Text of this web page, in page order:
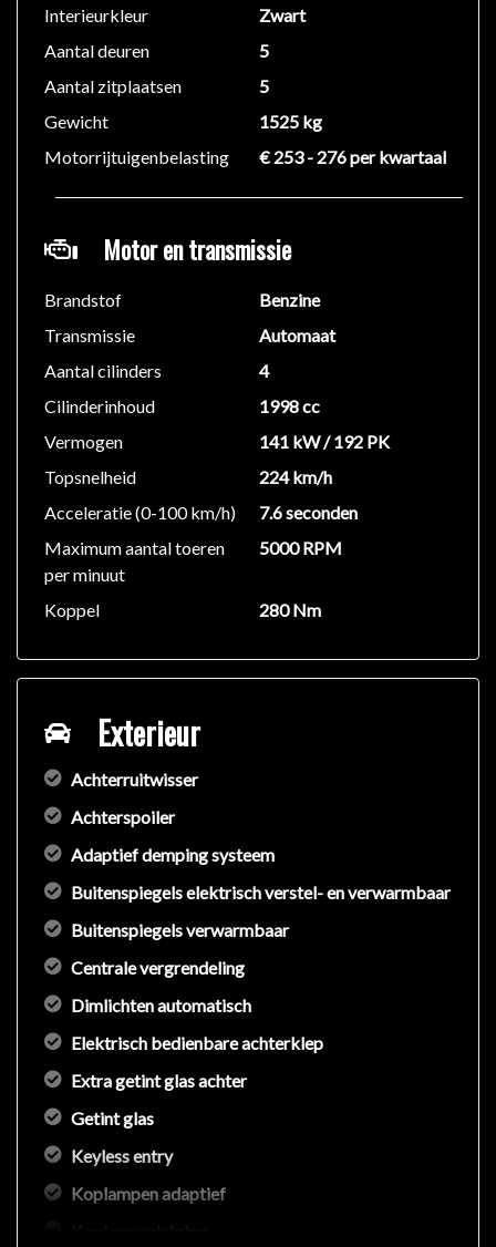
We hebben ons uiterste best gedaan om alle
informatie in deze advertentie correct weer te geven.
Er kunnen echter geen rechten worden ontleend aan
niet alleen op deze informatie maar controleer altijd
zelf de zaken welke voor jouw belangrijk zijn en je
Interieurkleur
Zwart
Aantal deuren
5
Aantal zitplaatsen
5
Gewicht
1525 kg
Motorrijtuigenbelasting
€ 253 - 276 per kwartaal
Motor en transmissie
Brandstof
Benzine
Transmissie
Automaat
Aantal cilinders
4
Cilinderinhoud
1998 cc
Vermogen
141 kW / 192 PK
Topsnelheid
224 km/h
Acceleratie (0-100 km/h)
7.6 seconden
Maximum aantal toeren
per minuut
5000 RPM
Koppel 280 Nm
Exterieur
Achterruitwisser
Achterspoiler
Adaptief demping systeem
Buitenspiegels elektrisch verstel- en verwarmbaar
Buitenspiegels verwarmbaar
Centrale vergrendeling
Dimlichten automatisch
Elektrisch bedienbare achterklep
Extra getint glas achter
Getint glas
Keyless entry
Koplampen adaptief